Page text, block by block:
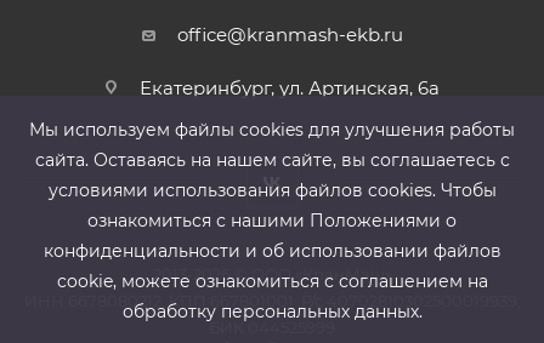
office@kranmash-ekb.ru
Екатеринбург, ул. Артинская, 6а
2013-2026 ©ООО «КранМаш»
ИНН 6678080212, КПП 667801001 ,Р/с 40702810302500019939,
БИК 044525999
Мы используем файлы cооkies для улучшения работы
сайта. Оставаясь на нашем сайте, вы соглашаетесь с
условиями использования файлов cооkies. Чтобы
ознакомиться с нашими Положениями о
конфиденциальности и об использовании файлов
cookie, можете ознакомиться с соглашением на
обработку персональных данных.